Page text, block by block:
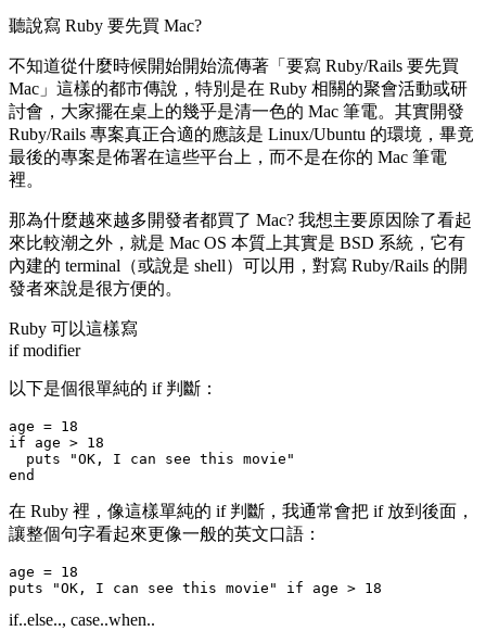
聽說寫 Ruby 要先買 Mac?
不知道從什麼時候開始開始流傳著「要寫 Ruby/Rails 要先買
Mac」這樣的都市傳說，特別是在 Ruby 相關的聚會活動或研
討會，大家擺在桌上的幾乎是清一色的 Mac 筆電。其實開發
Ruby/Rails 專案真正合適的應該是 Linux/Ubuntu 的環境，畢竟
最後的專案是佈署在這些平台上，而不是在你的 Mac 筆電
裡。
那為什麼越來越多開發者都買了 Mac? 我想主要原因除了看起
來比較潮之外，就是 Mac OS 本質上其實是 BSD 系統，它有
內建的 terminal（或說是 shell）可以用，對寫 Ruby/Rails 的開
發者來說是很方便的。
Ruby 可以這樣寫
if modifier
以下是個很單純的 if 判斷：
age = 18
if age > 18
  puts "OK, I can see this movie"
在 Ruby 裡，像這樣單純的 if 判斷，我通常會把 if 放到後面，
讓整個句字看起來更像一般的英文口語：
age = 18
if..else.., case..when..